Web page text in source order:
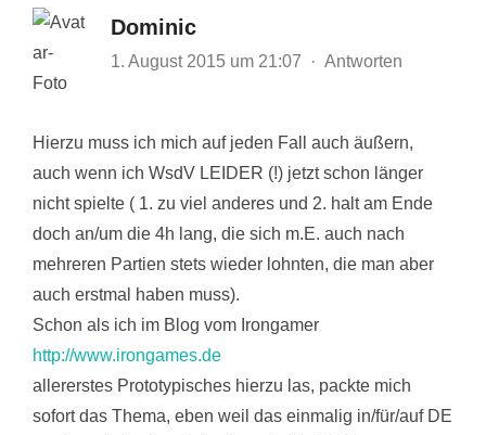
Dominic
1. August 2015 um 21:07 · Antworten
Hierzu muss ich mich auf jeden Fall auch äußern,
auch wenn ich WsdV LEIDER (!) jetzt schon länger
nicht spielte ( 1. zu viel anderes und 2. halt am Ende
doch an/um die 4h lang, die sich m.E. auch nach
mehreren Partien stets wieder lohnten, die man aber
auch erstmal haben muss).
Schon als ich im Blog vom Irongamer
http://www.irongames.de
allererstes Prototypisches hierzu las, packte mich
sofort das Thema, eben weil das einmalig in/für/auf DE